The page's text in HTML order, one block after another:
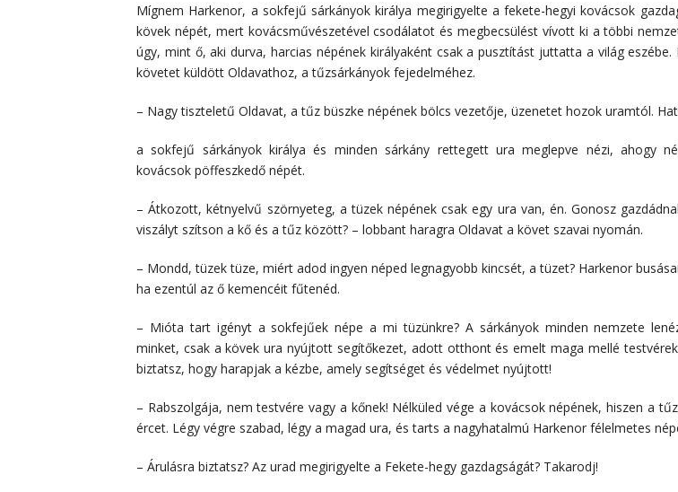
Mígnem Harkenor, a sokfejű sárkányok királya megirigyelte a fekete-hegyi kovácsok
kövek népét, mert kovácsművészetével csodálatot és megbecsülést vívott ki a többi
úgy, mint ő, aki durva, harcias népének királyaként csak a pusztítást juttatta a világ eszébe.
követet küldött Oldavathoz, a tűzsárkányok fejedelméhez.
– Nagy tiszteletű Oldavat, a tűz büszke népének bölcs vezetője, üzenetet hozok uramtól.
a sokfejű sárkányok királya és minden sárkány rettegett ura meglepve nézi, ahogy
kovácsok pöffeszkedő népét.
– Átkozott, kétnyelvű szörnyeteg, a tüzek népének csak egy ura van, én. Gonosz
viszályt szítson a kő és a tűz között? – lobbant haragra Oldavat a követ szavai nyomán.
– Mondd, tüzek tüze, miért adod ingyen néped legnagyobb kincsét, a tüzet? Harkenor
ha ezentúl az ő kemencéit fűtenéd.
– Mióta tart igényt a sokfejűek népe a mi tüzünkre? A sárkányok minden nemzete
minket, csak a kövek ura nyújtott segítőkezet, adott otthont és emelt maga mellé
biztatsz, hogy harapjak a kézbe, amely segítséget és védelmet nyújtott!
– Rabszolgája, nem testvére vagy a kőnek! Nélküled vége a kovácsok népének, hiszen a
ércet. Légy végre szabad, légy a magad ura, és tarts a nagyhatalmú Harkenor félelmetes
– Árulásra biztatsz? Az urad megirigyelte a Fekete-hegy gazdagságát? Takarodj!